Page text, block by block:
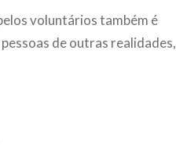
voluntários também é
de outras realidades,